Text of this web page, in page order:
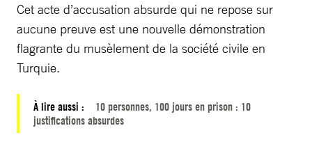
Cet acte d’accusation absurde qui ne repose sur
aucune preuve est une nouvelle démonstration
flagrante du musèlement de la société civile en
Turquie.
À lire aussi :
10 personnes, 100 jours en prison : 10
justifications absurdes